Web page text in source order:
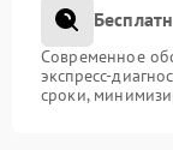
Современное
экспресс-
сроки,